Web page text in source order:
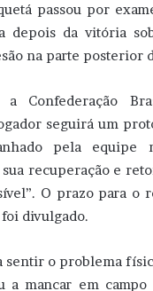
passou por
depois da vitória
na parte posterior
Confederação
seguirá um
pela equipe
recuperação e
O prazo para o
divulgado.
sentir o problema
a mancar em